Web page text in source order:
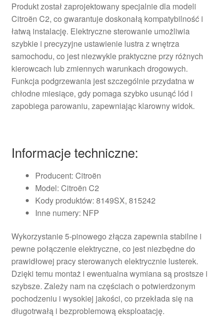
Produkt został zaprojektowany specjalnie dla modeli
Citroën C2, co gwarantuje doskonałą kompatybilność i
łatwą instalację. Elektryczne sterowanie umożliwia
szybkie i precyzyjne ustawienie lustra z wnętrza
samochodu, co jest niezwykle praktyczne przy różnych
kierowcach lub zmiennych warunkach drogowych.
Funkcja podgrzewania jest szczególnie przydatna w
chłodne miesiące, gdy pomaga szybko usunąć lód i
zapobiega parowaniu, zapewniając klarowny widok.
Informacje techniczne:
Producent: Citroën
Model: Citroën C2
Kody produktów: 8149SX, 815242
Inne numery: NFP
Wykorzystanie 5-pinowego złącza zapewnia stabilne i
pewne połączenie elektryczne, co jest niezbędne do
prawidłowej pracy sterowanych elektrycznie lusterek.
Dzięki temu montaż i ewentualna wymiana są prostsze i
szybsze. Zależy nam na częściach o potwierdzonym
pochodzeniu i wysokiej jakości, co przekłada się na
długotrwałą i bezproblemową eksploatację.